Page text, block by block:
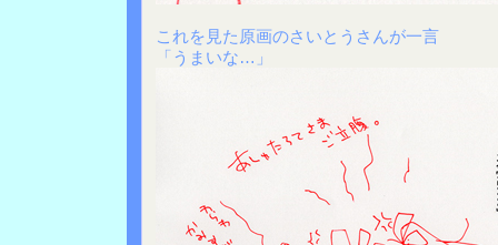
これを見た原画のさいとうさんが一言
「うまいな…」